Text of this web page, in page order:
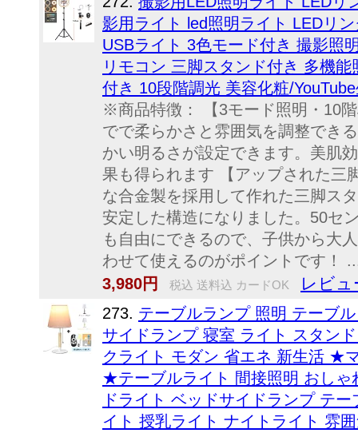
影用ライト led照明ライト LEDリ
USBライト 3色モード付き 撮影照
リモコン 三脚スタンド付き 多機
付き 10段階調光 美容化粧/
※商品特徴： 【3モード照明・10
でで柔らかさと雰囲気を調整でき
かい明るさが設定できます。美肌
果も得られます 【アップされた
な合金製を採用して作れた三脚ス
安定した構造になりました。50セ
も自由にできるので、子供から大
わせて使えるのがポイントです！
3,980円
税込 送料込 カードOK レビュ
273. テーブルランプ 照明 テーブ
サイドランプ 寝室 ライト スタン
クライト モダン 省エネ 新生活 ★
★テーブルライト 間接照明 おしゃ
ドライト ベッドサイドランプ テ
イト 授乳ライト ナイトライト 雰